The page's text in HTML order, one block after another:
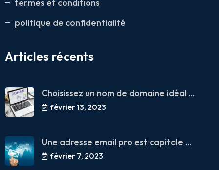
termes et conditions
politique de confidentialité
Articles récents
Choisissez un nom de domaine idéal ...
février 13, 2023
Une adresse email pro est capitale ...
février 7, 2023